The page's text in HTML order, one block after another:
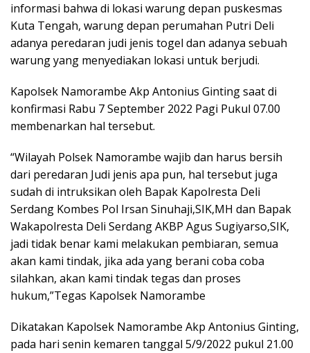
informasi bahwa di lokasi warung depan puskesmas
Kuta Tengah, warung depan perumahan Putri Deli
adanya peredaran judi jenis togel dan adanya sebuah
warung yang menyediakan lokasi untuk berjudi.
Kapolsek Namorambe Akp Antonius Ginting saat di
konfirmasi Rabu 7 September 2022 Pagi Pukul 07.00
membenarkan hal tersebut.
“Wilayah Polsek Namorambe wajib dan harus bersih
dari peredaran Judi jenis apa pun, hal tersebut juga
sudah di intruksikan oleh Bapak Kapolresta Deli
Serdang Kombes Pol Irsan Sinuhaji,SIK,MH dan Bapak
Wakapolresta Deli Serdang AKBP Agus Sugiyarso,SIK,
jadi tidak benar kami melakukan pembiaran, semua
akan kami tindak, jika ada yang berani coba coba
silahkan, akan kami tindak tegas dan proses
hukum,”Tegas Kapolsek Namorambe
Dikatakan Kapolsek Namorambe Akp Antonius Ginting,
pada hari senin kemaren tanggal 5/9/2022 pukul 21.00